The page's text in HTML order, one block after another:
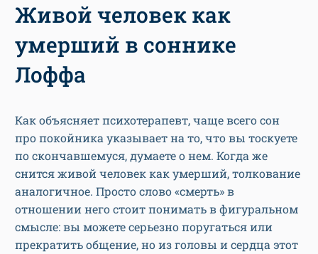
Живой человек как
умерший в соннике
Лоффа
Как объясняет психотерапевт, чаще всего сон
про покойника указывает на то, что вы тоскуете
по скончавшемуся, думаете о нем. Когда же
снится живой человек как умерший, толкование
аналогичное. Просто слово «смерть» в
отношении него стоит понимать в фигуральном
смысле: вы можете серьезно поругаться или
прекратить общение, но из головы и сердца этот